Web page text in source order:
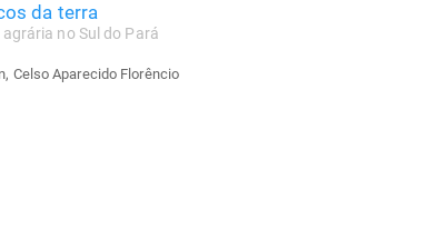
da terra
no Sul do Pará
Celso Aparecido Florêncio